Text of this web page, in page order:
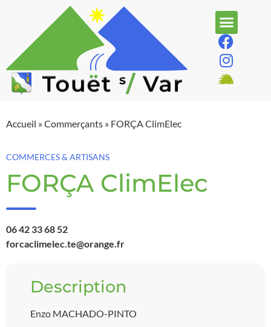
Accueil »Commerçants » FORÇA ClimElec
COMMERCES & ARTISANS
FORÇA ClimElec
06 42 33 68 52
forcaclimelec.te@orange.fr
Description
Enzo MACHADO-PINTO